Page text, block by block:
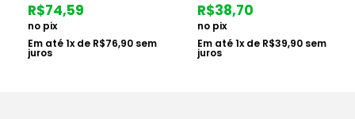
R$38,70
no pix
Em até1x deR$39,90sem
juros
R$922,96
no pix
Em até